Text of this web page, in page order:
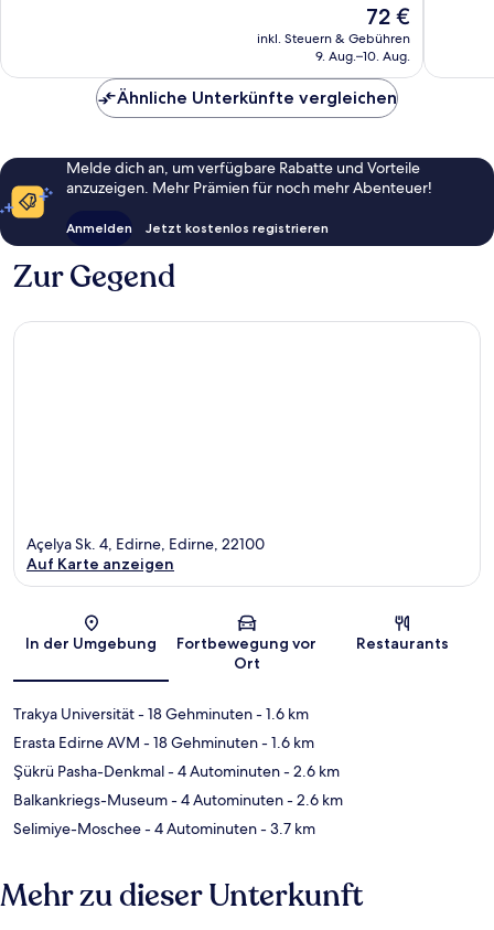
Der
Preis
beträgt
72 €
inkl. Steuern & Gebühren
9. Aug.–10. Aug.
Ähnliche Unterkünfte vergleichen
Melde dich an, um verfügbare Rabatte und Vorteile
anzuzeigen. Mehr Prämien für noch mehr Abenteuer!
Anmelden Jetzt kostenlos registrieren
Zur Gegend
Karte
Açelya Sk. 4, Edirne, Edirne, 22100
Auf Karte anzeigen
In der Umgebung
Fortbewegung vor
Ort
Restaurants
Trakya Universität- 18 Gehminuten- 1.6 km
Erasta Edirne AVM - 18 Gehminuten- 1.6 km
Şükrü Pasha-Denkmal- 4 Autominuten- 2.6 km
Balkankriegs-Museum- 4 Autominuten- 2.6 km
Selimiye-Moschee- 4 Autominuten- 3.7 km
Mehr zu dieser Unterkunft